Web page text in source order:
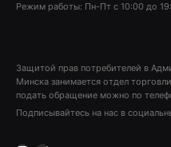
Режим работы: Пн-Пт с 10:00 до
Защитой прав потребителей в
Минска занимается отдел
подать обращение можно по
Подписывайтесь на нас в